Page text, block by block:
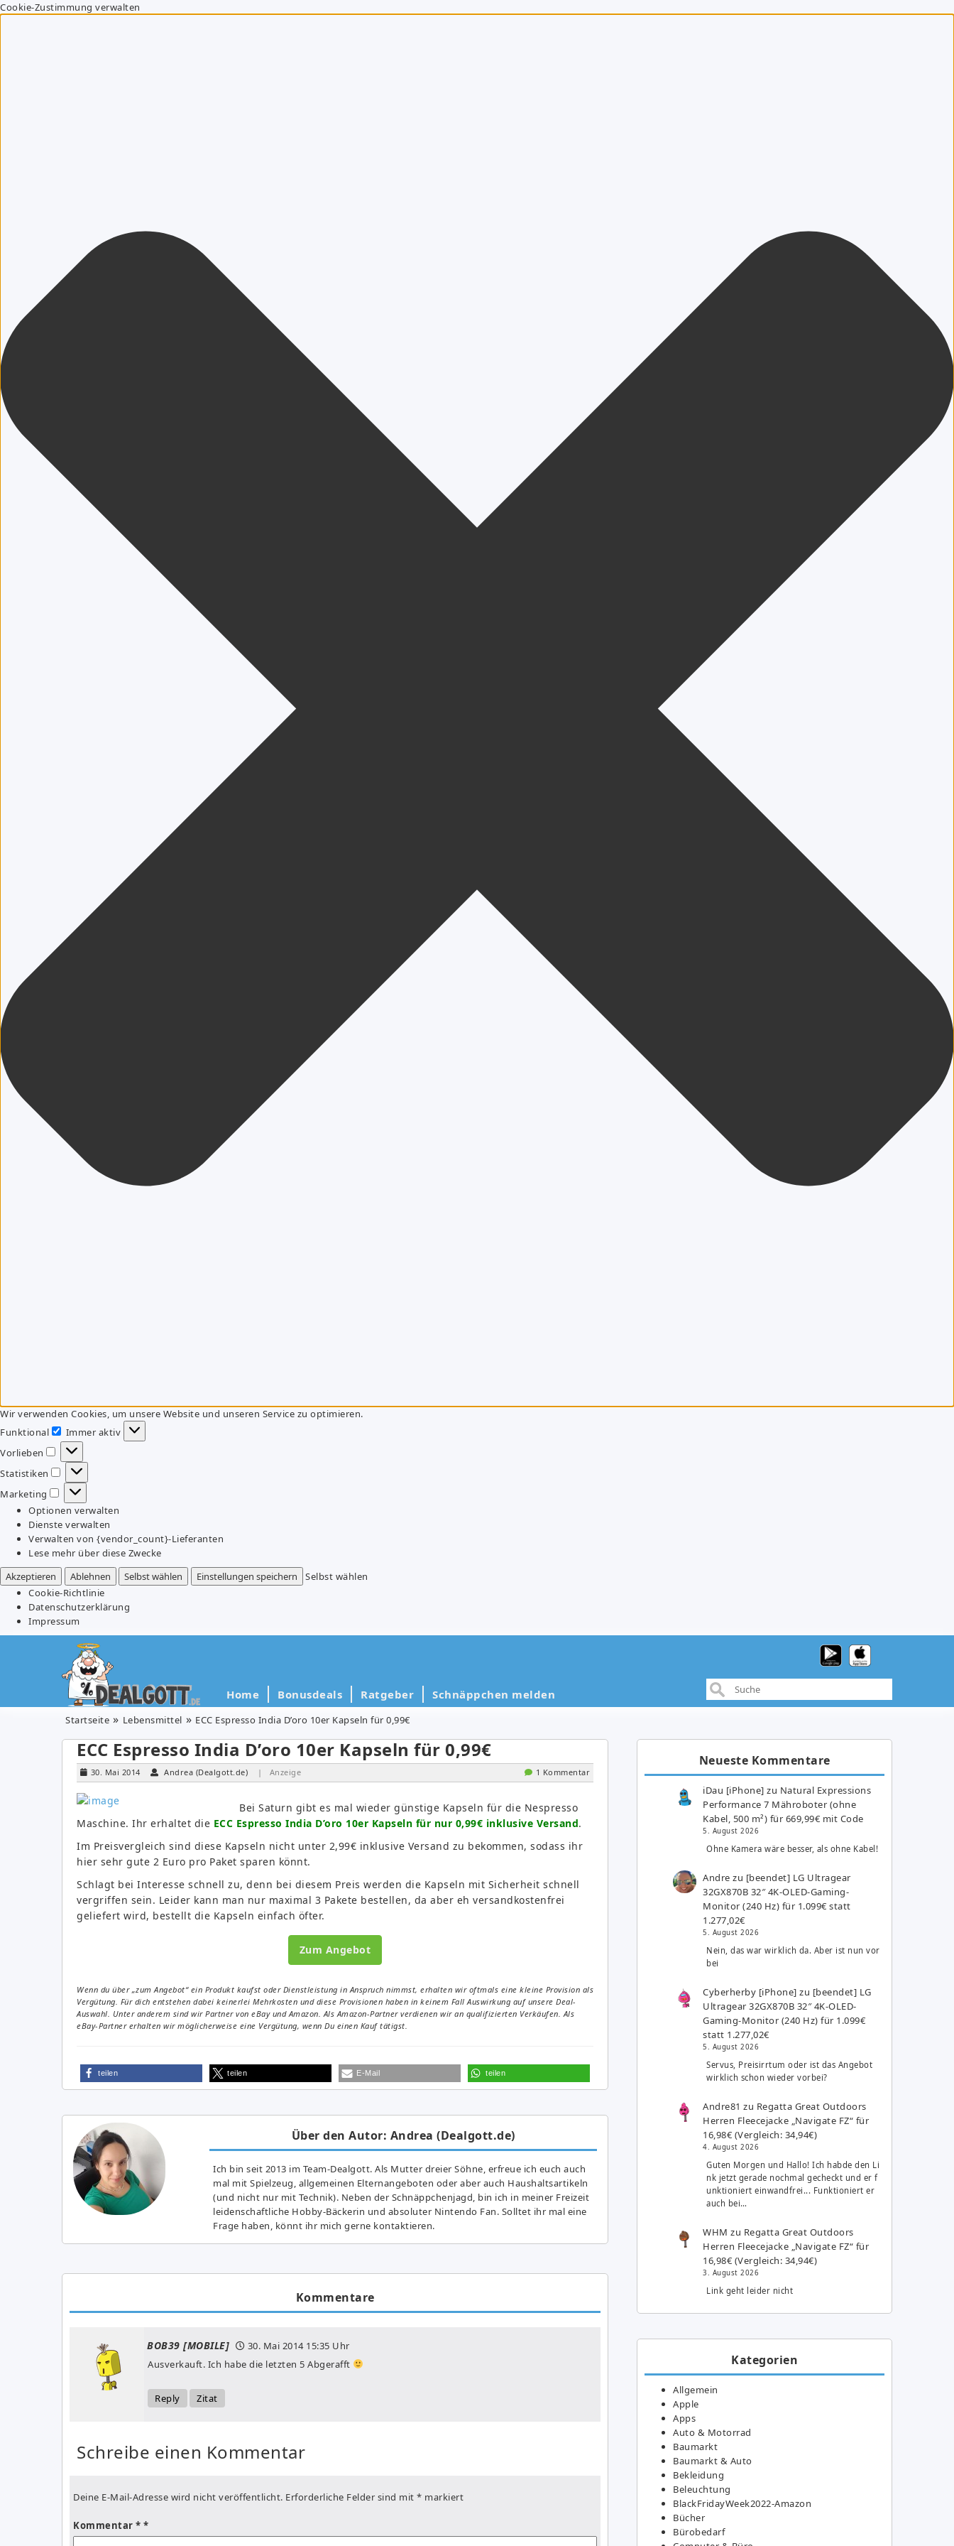
Cookie-Zustimmung verwalten
Wir verwenden Cookies, um unsere Website und unseren Service zu optimieren.
Funktional
Funktional
Immer aktiv
Vorlieben
Vorlieben
Statistiken
Statistiken
Marketing
Marketing
Optionen verwalten
Dienste verwalten
Verwalten von {vendor_count}-Lieferanten
Lese mehr über diese Zwecke
Akzeptieren
Ablehnen Selbst wählen Einstellungen speichern
Selbst wählen
Cookie-Richtlinie
Datenschutzerklärung
Impressum
Home Bonusdeals Ratgeber Schnäppchen melden
Startseite Lebensmittel ECC Espresso India D’oro 10er Kapseln für 0,99€
ECC Espresso India D’oro 10er Kapseln für 0,99€
30. Mai 2014 Andrea (Dealgott.de) | Anzeige 1 Kommentar
Bei Saturn gibt es mal wieder günstige Kapseln für die Nespresso
Maschine. Ihr erhaltet die ECC Espresso India D’oro 10er Kapseln für nur 0,99€ inklusive Versand.
Im Preisvergleich sind diese Kapseln nicht unter 2,99€ inklusive Versand zu bekommen, sodass ihr
hier sehr gute 2 Euro pro Paket sparen könnt.
Schlagt bei Interesse schnell zu, denn bei diesem Preis werden die Kapseln mit Sicherheit schnell
vergriffen sein. Leider kann man nur maximal 3 Pakete bestellen, da aber eh versandkostenfrei
geliefert wird, bestellt die Kapseln einfach öfter.
Zum Angebot
Wenn du über „zum Angebot“ ein Produkt kaufst oder Dienstleistung in Anspruch nimmst, erhalten wir oftmals eine kleine Provision als
Vergütung. Für dich entstehen dabei keinerlei Mehrkosten und diese Provisionen haben in keinem Fall Auswirkung auf unsere Deal-
Auswahl. Unter anderem sind wir Partner von eBay und Amazon. Als Amazon-Partner verdienen wir an qualifizierten Verkäufen. Als
eBay-Partner erhalten wir möglicherweise eine Vergütung, wenn Du einen Kauf tätigst.
teilen teilen E-Mail teilen
Über den Autor: Andrea (Dealgott.de)
Ich bin seit 2013 im Team-Dealgott. Als Mutter dreier Söhne, erfreue ich euch auch
mal mit Spielzeug, allgemeinen Elternangeboten oder aber auch Haushaltsartikeln
(und nicht nur mit Technik). Neben der Schnäppchenjagd, bin ich in meiner Freizeit
leidenschaftliche Hobby-Bäckerin und absoluter Nintendo Fan. Solltet ihr mal eine
Frage haben, könnt ihr mich gerne kontaktieren.
Kommentare
BOB39 [MOBILE] 30. Mai 201415:35 Uhr
Ausverkauft. Ich habe die letzten 5 Abgerafft
Reply Zitat
Schreibe einen Kommentar
Deine E-Mail-Adresse wird nicht veröffentlicht. Erforderliche Felder sind mit * markiert
Kommentar *
Neueste Kommentare
iDau [iPhone] zu Natural Expressions
Performance 7 Mähroboter (ohne
Kabel, 500 m²) für 669,99€ mit Code
5. August 2026
Ohne Kamera wäre besser, als ohne Kabel!
Andre zu [beendet] LG Ultragear
32GX870B 32″ 4K-OLED-Gaming-
Monitor (240 Hz) für 1.099€ statt
1.277,02€
5. August 2026
Nein, das war wirklich da. Aber ist nun vor
bei
Cyberherby [iPhone] zu [beendet] LG
Ultragear 32GX870B 32″ 4K-OLED-
Gaming-Monitor (240 Hz) für 1.099€
statt 1.277,02€
5. August 2026
Servus, Preisirrtum oder ist das Angebot
wirklich schon wieder vorbei?
Andre81 zu Regatta Great Outdoors
Herren Fleecejacke „Navigate FZ“ für
16,98€ (Vergleich: 34,94€)
4. August 2026
Guten Morgen und Hallo! Ich habde den Li
nk jetzt gerade nochmal gecheckt und er f
unktioniert einwandfrei... Funktioniert er
auch bei…
WHM zu Regatta Great Outdoors
Herren Fleecejacke „Navigate FZ“ für
16,98€ (Vergleich: 34,94€)
3. August 2026
Link geht leider nicht
Kategorien
Allgemein
Apple
Apps
Auto & Motorrad
Baumarkt
Baumarkt & Auto
Bekleidung
Beleuchtung
BlackFridayWeek2022-Amazon
Bücher
Bürobedarf